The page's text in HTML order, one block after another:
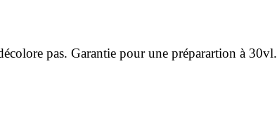
pas. Garantie pour une préparartion à 30vl.